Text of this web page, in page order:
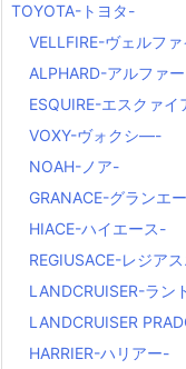
TOYOTA-トヨタ-
VELLFIRE-ヴェルフ
ALPHARD-アルファ
ESQUIRE-エスクァイ
VOXY-ヴォクシ―-
NOAH-ノア-
GRANACE-グランエ
HIACE-ハイエース-
REGIUSACE-レジア
LANDCRUISER-ラン
LANDCRUISER
HARRIER-ハリアー-